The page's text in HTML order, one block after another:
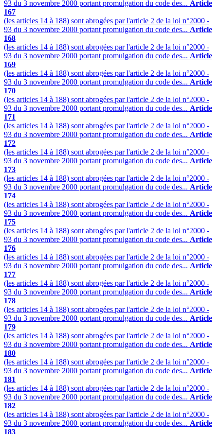
93 du 3 novembre 2000 portant promulgation du code des... Article
167
(les articles 14 à 188) sont abrogées par l'article 2 de la loi n°2000 -
93 du 3 novembre 2000 portant promulgation du code des... Article
168
(les articles 14 à 188) sont abrogées par l'article 2 de la loi n°2000 -
93 du 3 novembre 2000 portant promulgation du code des... Article
169
(les articles 14 à 188) sont abrogées par l'article 2 de la loi n°2000 -
93 du 3 novembre 2000 portant promulgation du code des... Article
170
(les articles 14 à 188) sont abrogées par l'article 2 de la loi n°2000 -
93 du 3 novembre 2000 portant promulgation du code des... Article
171
(les articles 14 à 188) sont abrogées par l'article 2 de la loi n°2000 -
93 du 3 novembre 2000 portant promulgation du code des... Article
172
(les articles 14 à 188) sont abrogées par l'article 2 de la loi n°2000 -
93 du 3 novembre 2000 portant promulgation du code des... Article
173
(les articles 14 à 188) sont abrogées par l'article 2 de la loi n°2000 -
93 du 3 novembre 2000 portant promulgation du code des... Article
174
(les articles 14 à 188) sont abrogées par l'article 2 de la loi n°2000 -
93 du 3 novembre 2000 portant promulgation du code des... Article
175
(les articles 14 à 188) sont abrogées par l'article 2 de la loi n°2000 -
93 du 3 novembre 2000 portant promulgation du code des... Article
176
(les articles 14 à 188) sont abrogées par l'article 2 de la loi n°2000 -
93 du 3 novembre 2000 portant promulgation du code des... Article
177
(les articles 14 à 188) sont abrogées par l'article 2 de la loi n°2000 -
93 du 3 novembre 2000 portant promulgation du code des... Article
178
(les articles 14 à 188) sont abrogées par l'article 2 de la loi n°2000 -
93 du 3 novembre 2000 portant promulgation du code des... Article
179
(les articles 14 à 188) sont abrogées par l'article 2 de la loi n°2000 -
93 du 3 novembre 2000 portant promulgation du code des... Article
180
(les articles 14 à 188) sont abrogées par l'article 2 de la loi n°2000 -
93 du 3 novembre 2000 portant promulgation du code des... Article
181
(les articles 14 à 188) sont abrogées par l'article 2 de la loi n°2000 -
93 du 3 novembre 2000 portant promulgation du code des... Article
182
(les articles 14 à 188) sont abrogées par l'article 2 de la loi n°2000 -
93 du 3 novembre 2000 portant promulgation du code des... Article
183